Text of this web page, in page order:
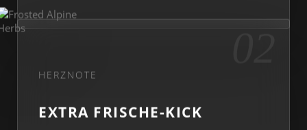
HERZNOTE
EXTRA FRISCHE-KICK